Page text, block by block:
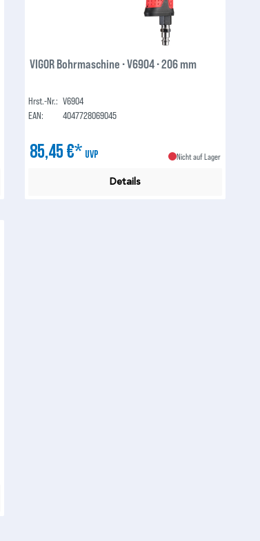
VIGOR Bohrmaschine ∙ V6904 ∙ 206 mm
Hrst.-Nr.: V6904
EAN:
4047728069045
85,45 €* UVP Nicht auf Lager
Details